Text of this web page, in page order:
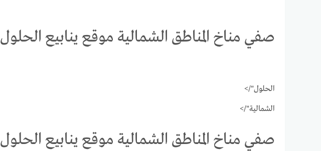
صفي مناخ المناطق الشمالية موقع ينابيع الحلول
الحلول"/>
الشمالية"/>
صفي مناخ المناطق الشمالية موقع ينابيع الحلول